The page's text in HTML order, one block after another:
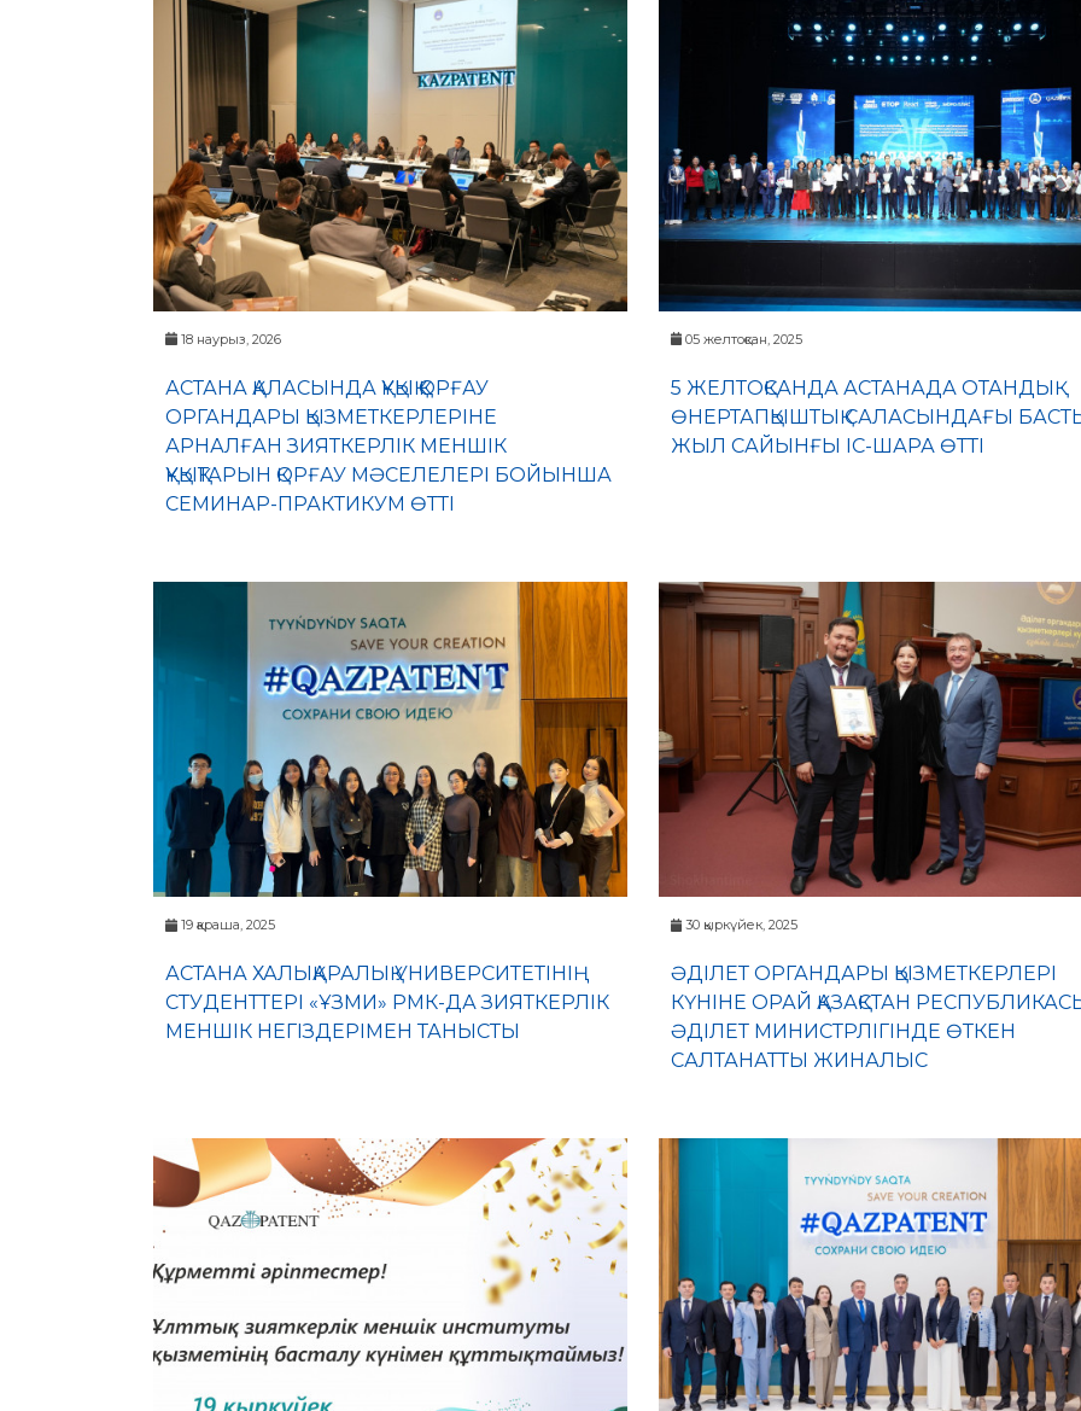
18 наурыз, 2026
АСТАНА ҚАЛАСЫНДА ҚҰҚЫҚ ҚОРҒАУ
ОРГАНДАРЫ ҚЫЗМЕТКЕРЛЕРІНЕ
АРНАЛҒАН ЗИЯТКЕРЛІК МЕНШІК
ҚҰҚЫҚТАРЫН ҚОРҒАУ МӘСЕЛЕЛЕРІ БОЙЫНША
СЕМИНАР-ПРАКТИКУМ ӨТТІ
05 желтоқсан, 2025
5 ЖЕЛТОҚСАНДА АСТАНАДА ОТАНДЫҚ
ӨНЕРТАПҚЫШТЫҚ САЛАСЫНДАҒЫ
ЖЫЛ САЙЫНҒЫ ІС-ШАРА ӨТТІ
19 қараша, 2025
АСТАНА ХАЛЫҚАРАЛЫҚ УНИВЕРСИТЕТІНІҢ
СТУДЕНТТЕРІ «ҰЗМИ» РМК-ДА ЗИЯТКЕРЛІК
МЕНШІК НЕГІЗДЕРІМЕН ТАНЫСТЫ
30 қыркүйек, 2025
ӘДІЛЕТ ОРГАНДАРЫ ҚЫЗМЕТКЕРЛЕРІ
КҮНІНЕ ОРАЙ ҚАЗАҚСТАН
ӘДІЛЕТ МИНИСТРЛІГІНДЕ ӨТКЕН
САЛТАНАТТЫ ЖИНАЛЫС